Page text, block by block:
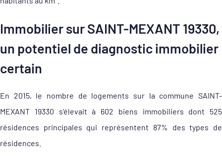
Immobilier sur SAINT-MEXANT 19330,
un potentiel de diagnostic immobilier
certain
En 2015, le nombre de logements sur la commune SAINT-
MEXANT 19330 s'élevait à 602 biens immobiliers dont 525
résidences principales qui représentent 87% des types de
résidences.